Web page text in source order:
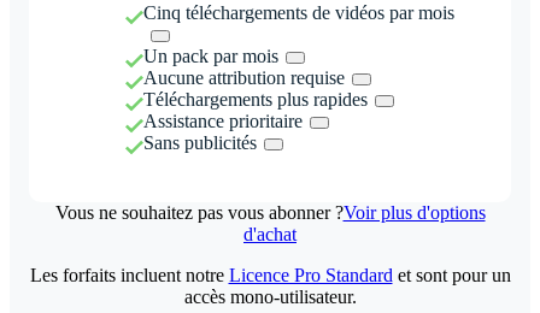
Cinq téléchargements de vidéos par mois
Un pack par mois
Aucune attribution requise
Téléchargements plus rapides
Assistance prioritaire
Sans publicités
Vous ne souhaitez pas vous abonner ?Voir plus d'options
d'achat
Les forfaits incluent notre Licence Pro Standard et sont pour un
accès mono-utilisateur.